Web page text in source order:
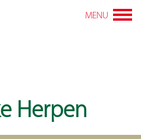
MENU
Herpen